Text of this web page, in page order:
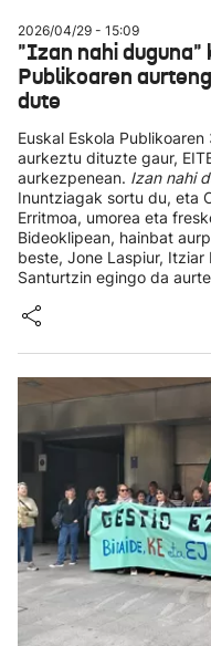
2026/04/29 - 15:09
"Izan nahi duguna"
Publikoaren
dute
Euskal Eskola
aurkeztu dituzte gaur,
aurkezpenean. Izan nahi
Inuntziagak sortu du, eta
Erritmoa, umorea eta
Bideoklipean, hainbat
beste, Jone Laspiur,
Santurtzin egingo da